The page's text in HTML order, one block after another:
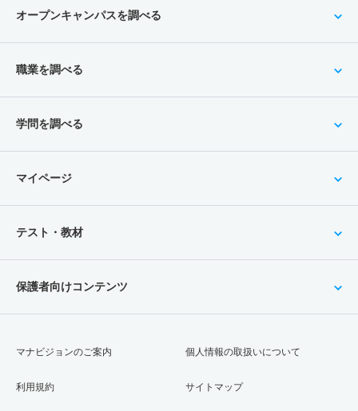
オープンキャンパスを調べる
職業を調べる
学問を調べる
マイページ
テスト・教材
保護者向けコンテンツ
マナビジョンのご案内
利用規約
個人情報の取扱いについて
サイトマップ